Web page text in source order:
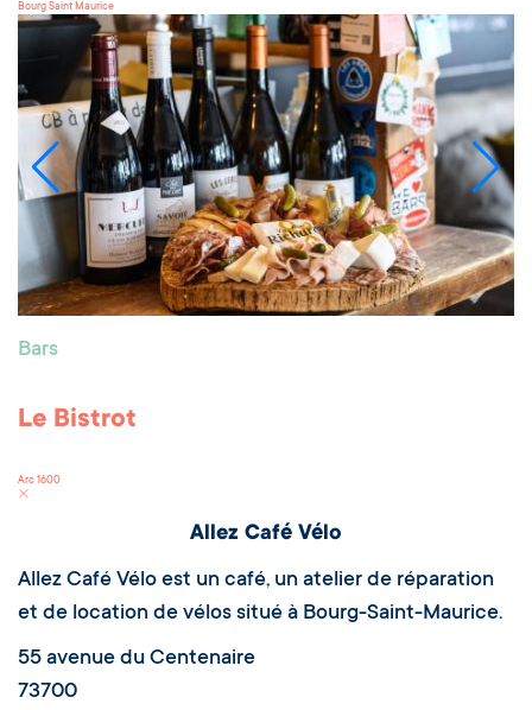
Bourg Saint Maurice
Bars
Le Bistrot
Arc 1600
Allez Café Vélo
Allez Café Vélo est un café, un atelier de réparation
et de location de vélos situé à Bourg-Saint-Maurice.
55 avenue du Centenaire
73700